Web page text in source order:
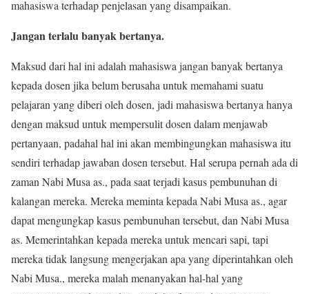
mahasiswa terhadap penjelasan yang disampaikan.
Jangan terlalu banyak bertanya.
Maksud dari hal ini adalah mahasiswa jangan banyak bertanya
kepada dosen jika belum berusaha untuk memahami suatu
pelajaran yang diberi oleh dosen, jadi mahasiswa bertanya hanya
dengan maksud untuk mempersulit dosen dalam menjawab
pertanyaan, padahal hal ini akan membingungkan mahasiswa itu
sendiri terhadap jawaban dosen tersebut. Hal serupa pernah ada di
zaman Nabi Musa as., pada saat terjadi kasus pembunuhan di
kalangan mereka. Mereka meminta kepada Nabi Musa as., agar
dapat mengungkap kasus pembunuhan tersebut, dan Nabi Musa
as. Memerintahkan kepada mereka untuk mencari sapi, tapi
mereka tidak langsung mengerjakan apa yang diperintahkan oleh
Nabi Musa., mereka malah menanyakan hal-hal yang